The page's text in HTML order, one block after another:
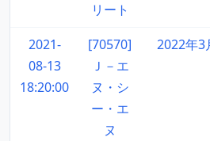
リート
2021-
08-13
18:20:00
[70570]
Ｊ－エ
ヌ・シ
ー・エ
ヌ
2022年3